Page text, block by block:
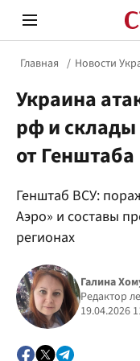
Политика
Главная Новости
Украина
рф и склады
от Генштаба
Генштаб ВСУ:
Аэро» и составы
регионах
Галина
Редактор
19.04.2026